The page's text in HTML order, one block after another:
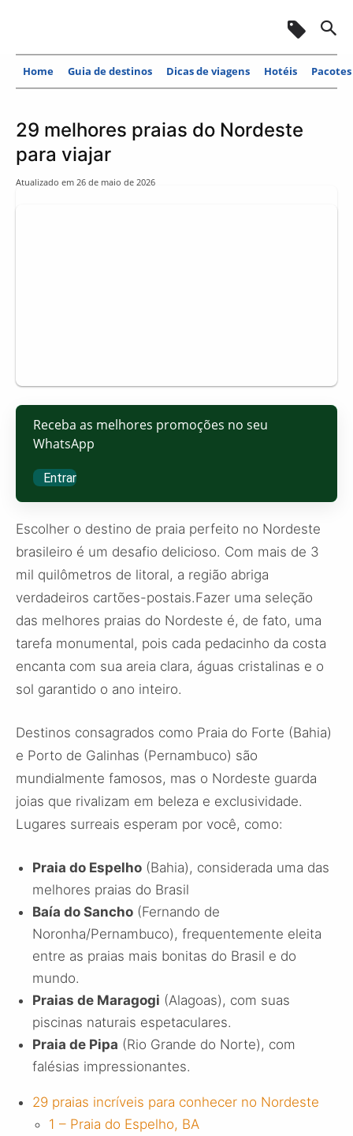
Home Guia de destinos Dicas de viagens Hotéis Pacotes
29 melhores praias do Nordeste
para viajar
Atualizado em 26 de maio de 2026
Receba as melhores promoções no seu
WhatsApp
Entrar
Escolher o destino de praia perfeito no Nordeste
brasileiro é um desafio delicioso. Com mais de 3
mil quilômetros de litoral, a região abriga
verdadeiros cartões-postais.Fazer uma seleção
das melhores praias do Nordeste é, de fato, uma
tarefa monumental, pois cada pedacinho da costa
encanta com sua areia clara, águas cristalinas e o
sol garantido o ano inteiro.
Destinos consagrados como Praia do Forte (Bahia)
e Porto de Galinhas (Pernambuco) são
mundialmente famosos, mas o Nordeste guarda
joias que rivalizam em beleza e exclusividade.
Lugares surreais esperam por você, como:
Praia do Espelho (Bahia), considerada uma das
melhores praias do Brasil
Baía do Sancho (Fernando de
Noronha/Pernambuco), frequentemente eleita
entre as praias mais bonitas do Brasil e do
mundo.
Praias de Maragogi (Alagoas), com suas
piscinas naturais espetaculares.
Praia de Pipa (Rio Grande do Norte), com
falésias impressionantes.
29 praias incríveis para conhecer no Nordeste
1 – Praia do Espelho, BA